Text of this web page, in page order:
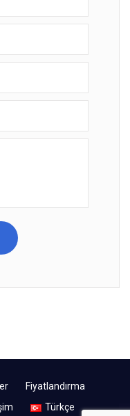
Fiyatlandırma
Türkçe